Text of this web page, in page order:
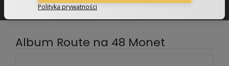
Album Route na 48 Monet